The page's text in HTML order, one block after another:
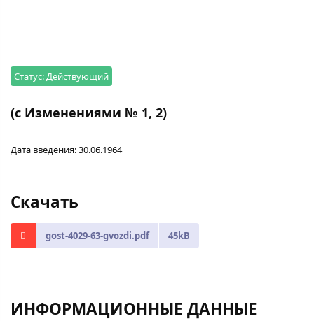
Статус: Действующий
(с Изменениями № 1, 2)
Дата введения: 30.06.1964
Скачать
gost-4029-63-gvozdi.pdf 45kB
ИНФОРМАЦИОННЫЕ ДАННЫЕ